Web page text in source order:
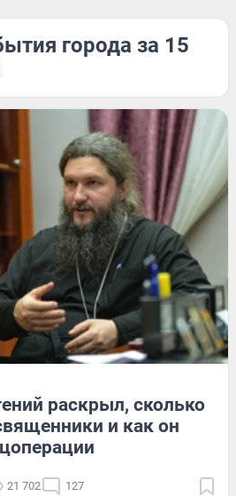
города за 15
раскрыл, сколько
и как он
21 702 127